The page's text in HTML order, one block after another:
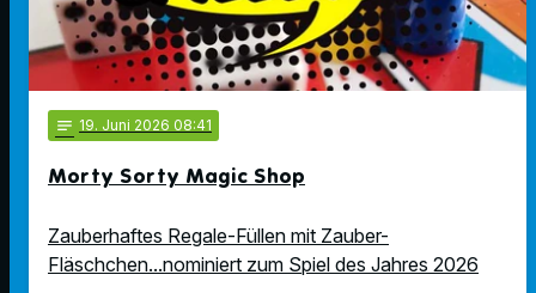
notes 19. Juni 2026 08:41
Morty Sorty Magic Shop
Zauberhaftes Regale-Füllen mit Zauber-
Fläschchen...nominiert zum Spiel des Jahres 2026